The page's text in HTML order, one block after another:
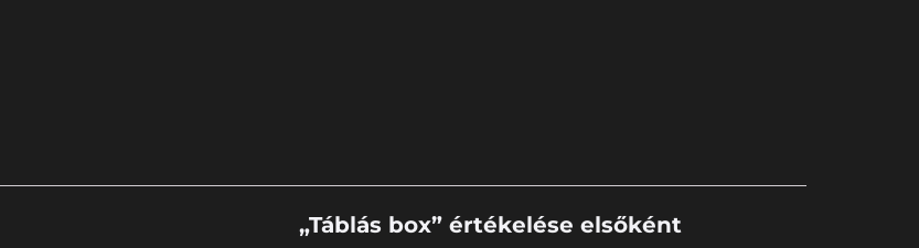
„Táblás box” értékelése elsőként